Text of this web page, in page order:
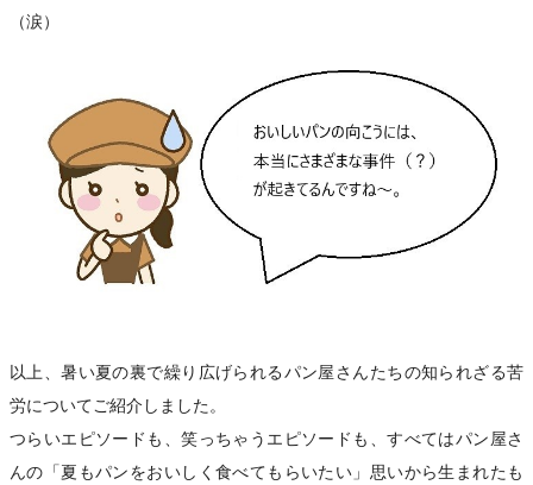
（涙）
以上、暑い夏の裏で繰り広げられるパン屋さんたちの知られざる苦
労についてご紹介しました。
つらいエピソードも、笑っちゃうエピソードも、すべてはパン屋さ
んの「夏もパンをおいしく食べてもらいたい」思いから生まれたも